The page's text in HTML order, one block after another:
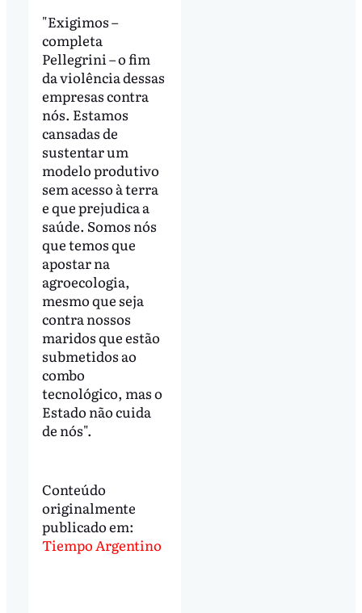
"Exigimos –
completa
Pellegrini – o fim
da violência dessas
empresas contra
nós. Estamos
cansadas de
sustentar um
modelo produtivo
sem acesso à terra
e que prejudica a
saúde. Somos nós
que temos que
apostar na
agroecologia,
mesmo que seja
contra nossos
maridos que estão
submetidos ao
combo
tecnológico, mas o
Estado não cuida
de nós".
Conteúdo
originalmente
publicado em:
Tiempo Argentino